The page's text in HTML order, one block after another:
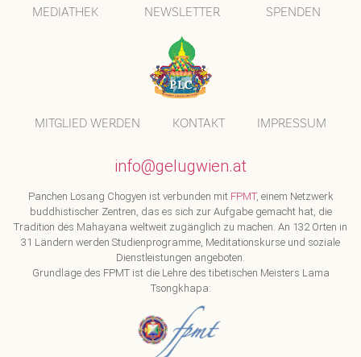
MEDIATHEK NEWSLETTER SPENDEN
MITGLIED WERDEN KONTAKT IMPRESSUM
info@gelugwien.at
Panchen Losang Chogyen ist verbunden mit FPMT, einem Netzwerk
buddhistischer Zentren, das es sich zur Aufgabe gemacht hat, die
Tradition des Mahayana weltweit zugänglich zu machen. An 132 Orten in
31 Ländern werden Studienprogramme, Meditationskurse und soziale
Dienstleistungen angeboten.
Grundlage des FPMT ist die Lehre des tibetischen Meisters Lama
Tsongkhapa: